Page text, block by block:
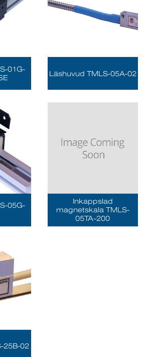
01G-
Läshuvud TMLS-05A-02
05G-
Inkappslad
magnetskala TMLS-
05TA-200
25B-02